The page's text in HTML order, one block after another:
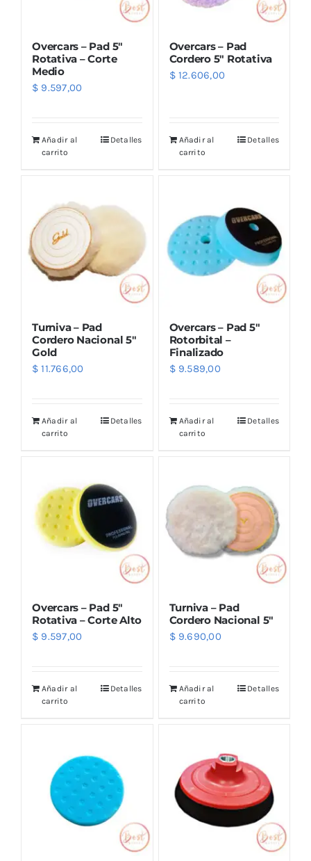
Overcars – Pad 5″
Rotativa – Corte
Medio
$ 9.597,00
Añadir al
carrito
Detalles
Overcars – Pad
Cordero 5″ Rotativa
$12.606,00
Añadir al
carrito
Detalles
Turniva – Pad
Cordero Nacional 5″
Gold
$ 11.766,00
Añadir al
carrito
Detalles
Overcars – Pad 5″
Rotorbital –
Finalizado
$9.589,00
Añadir al
carrito
Detalles
Overcars – Pad 5″
Rotativa – Corte Alto
$ 9.597,00
Añadir al
carrito
Detalles
Turniva – Pad
Cordero Nacional 5″
$9.690,00
Añadir al
carrito
Detalles